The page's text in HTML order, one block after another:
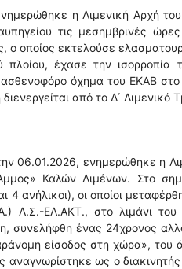
η Λιμενική Αρχή
τις μεσημβρινές
ο οποίος εκτελούσε
πλοίου, έχασε την
όχημα του ΕΚΑΒ στο
από το Δ΄
06.01.2026, ενημερώθηκε η
Καλών Λιμένων. Στο
4 ανήλικοι), οι οποίοι
Λ.Σ.-ΕΛ.ΑΚΤ., στο λιμάνι
συνελήφθη ένας 24χρονος
είσοδος στη χώρα», του
ως ο